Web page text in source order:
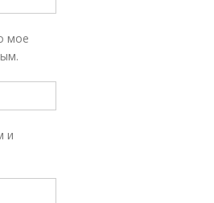
мое
и